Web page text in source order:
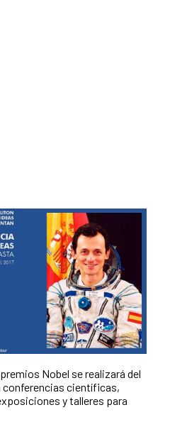
Nobel se realizará del
conferencias científicas,
y talleres para